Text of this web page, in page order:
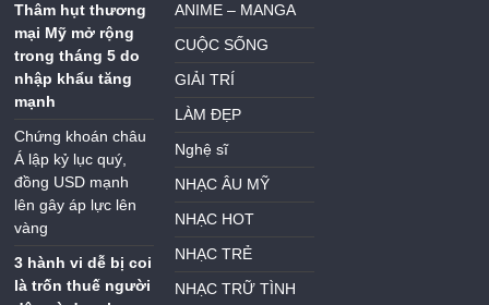
Thâm hụt thương
mại Mỹ mở rộng
trong tháng 5 do
nhập khẩu tăng
mạnh
Chứng khoán châu
Á lập kỷ lục quý,
đồng USD mạnh
lên gây áp lực lên
vàng
3 hành vi dễ bị coi
là trốn thuế người
ANIME – MANGA
CUỘC SỐNG
GIẢI TRÍ
LÀM ĐẸP
Nghệ sĩ
NHẠC ÂU MỸ
NHẠC HOT
NHẠC TRẺ
NHẠC TRỮ TÌNH